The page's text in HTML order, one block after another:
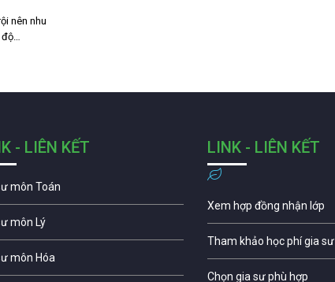
nên nhu
độ…
- LIÊN KẾT
môn Toán
môn Lý
môn Hóa
LINK - LIÊN KẾT
Xem hợp đồng nhận lớp
Tham khảo học phí gia sư
Chọn gia sư phù hợp